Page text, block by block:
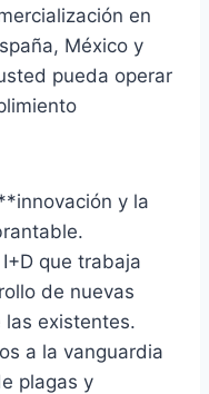
en
México y
pueda operar
y la
que trabaja
de nuevas
las existentes.
a la vanguardia
plagas y